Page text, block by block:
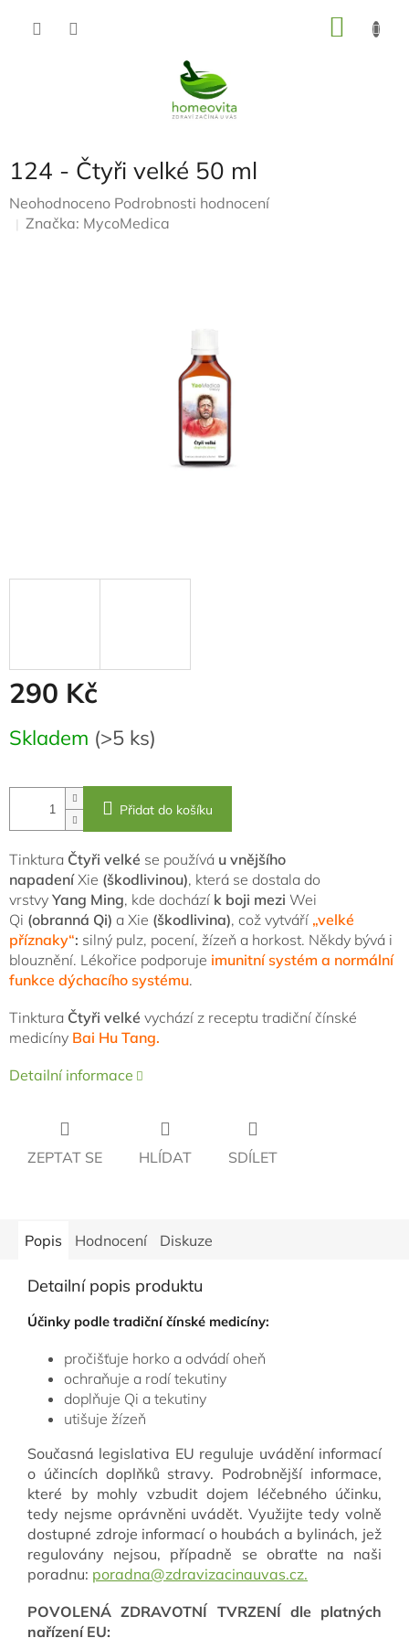
124 - Čtyři velké 50 ml
Průměrné
hodnocení
Neohodnoceno Podrobnosti hodnocení
Značka: MycoMedica
290 Kč
Měrná
cena:
Skladem (>5 ks)
Přidat do košíku
Tinktura Čtyři velké se používá u vnějšího
napadení Xie (škodlivinou), která se dostala do
vrstvy Yang Ming, kde dochází k boji mezi Wei
Qi (obranná Qi) a Xie (škodlivina), což vytváří „velké
příznaky“: silný pulz, pocení, žízeň a horkost. Někdy bývá i
blouznění. Lékořice podporuje imunitní systém a normální
funkce dýchacího systému.
Tinktura Čtyři velké vychází z receptu tradiční čínské
medicíny Bai Hu Tang.
Detailní informace
ZEPTAT SE HLÍDAT SDÍLET
Popis Hodnocení Diskuze
Detailní popis produktu
Účinky podle tradiční čínské medicíny:
pročišťuje horko a odvádí oheň
ochraňuje a rodí tekutiny
doplňuje Qi a tekutiny
utišuje žízeň
Současná legislativa EU reguluje uvádění informací
o účincích doplňků stravy. Podrobnější informace,
které by mohly vzbudit dojem léčebného účinku,
tedy nejsme oprávněni uvádět. Využijte tedy volně
dostupné zdroje informací o houbách a bylinách, jež
regulovány nejsou, případně se obraťte na naši
poradnu: poradna@zdravizacinauvas.cz.
POVOLENÁ ZDRAVOTNÍ TVRZENÍ dle platných
nařízení EU: